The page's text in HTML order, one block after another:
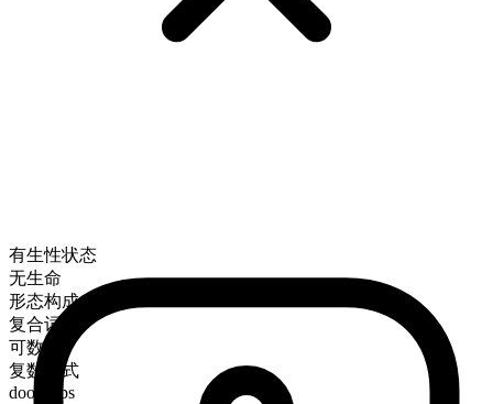
有生性状态
无生命
形态构成
复合词
可数
复数形式
doorsteps